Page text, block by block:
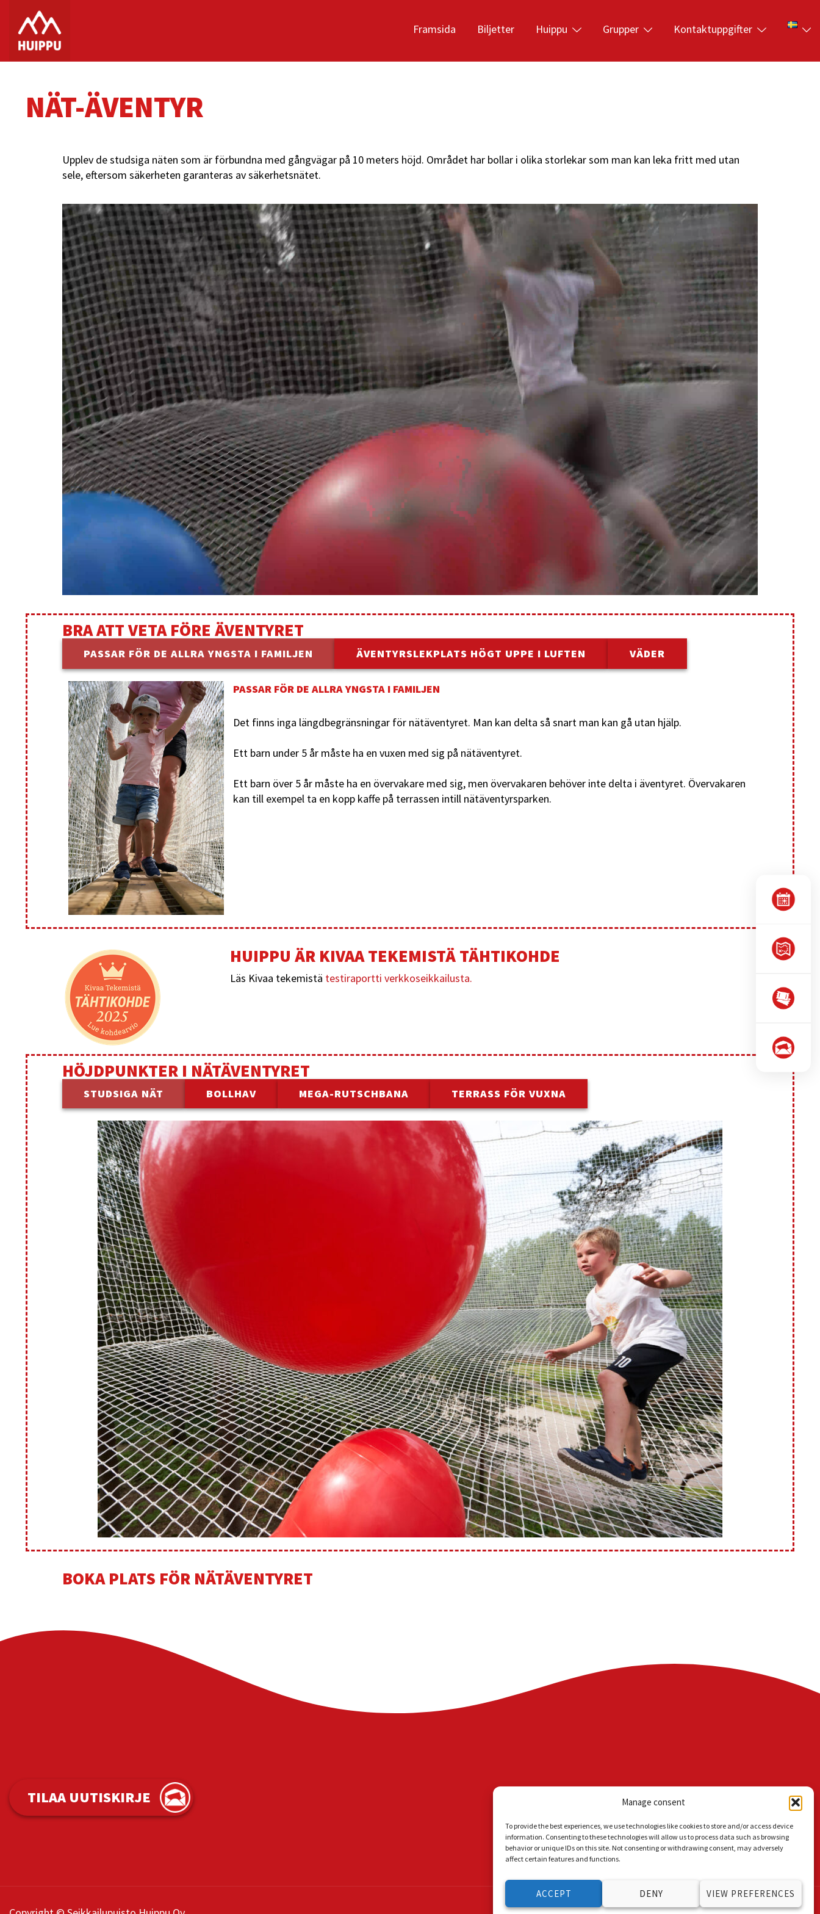
Manage consent
To provide the best experiences, we use technologies like cookies to store and/or access device
information. Consenting to these technologies will allow us to process data such as browsing
behavior or unique IDs on this site. Not consenting or withdrawing consent, may adversely
affect certain features and functions.
ACCEPT DENY VIEW PREFERENCES
Framsida Biljetter Huippu Grupper Kontaktuppgifter
NÄT-ÄVENTYR
Upplev de studsiga näten som är förbundna med gångvägar på 10 meters höjd. Området har bollar i olika storlekar som man kan leka fritt med utan
sele, eftersom säkerheten garanteras av säkerhetsnätet.
BRA ATT VETA FÖRE ÄVENTYRET
PASSAR FÖR DE ALLRA YNGSTA I FAMILJEN ÄVENTYRSLEKPLATS HÖGT UPPE I LUFTEN VÄDER
PASSAR FÖR DE ALLRA YNGSTA I FAMILJEN
Det finns inga längdbegränsningar för nätäventyret. Man kan delta så snart man kan gå utan hjälp.
Ett barn under 5 år måste ha en vuxen med sig på nätäventyret.
Ett barn över 5 år måste ha en övervakare med sig, men övervakaren behöver inte delta i äventyret. Övervakaren
kan till exempel ta en kopp kaffe på terrassen intill nätäventyrsparken.
HUIPPU ÄR KIVAA TEKEMISTÄ TÄHTIKOHDE
Läs Kivaa tekemistä testiraportti verkkoseikkailusta.
HÖJDPUNKTER I NÄTÄVENTYRET
STUDSIGA NÄT BOLLHAV MEGA-RUTSCHBANA TERRASS FÖR VUXNA
BOKA PLATS FÖR NÄTÄVENTYRET
TILAA UUTISKIRJE